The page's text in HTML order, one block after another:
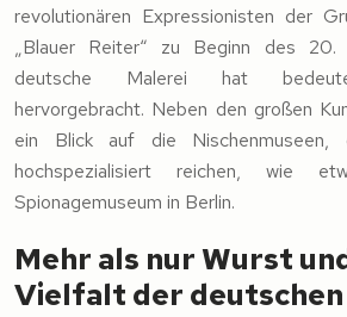
revolutionären Expressionisten der
„Blauer Reiter“ zu Beginn des 20.
deutsche Malerei hat
hervorgebracht. Neben den großen
ein Blick auf die
hochspezialisiert reichen, wie
Spionagemuseum in Berlin.
Mehr als nur Wurst
Vielfalt der